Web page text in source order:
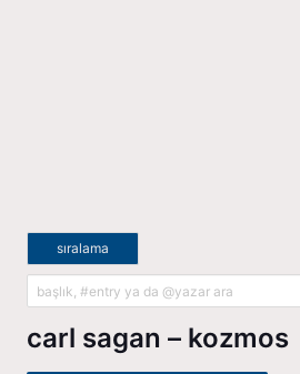
sıralama
carl sagan – kozmos